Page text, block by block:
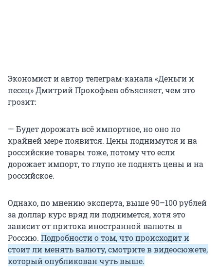
Экономист и автор телеграм-канала «Деньги и
песец» Дмитрий Прокофьев объясняет, чем это
грозит:
— Будет дорожать всё импортное, но оно по
крайней мере появится. Цены поднимутся и на
российские товары тоже, потому что если
дорожает импорт, то глупо не поднять цены и на
российское.
Однако, по мнению эксперта, выше 90–100 рублей
за доллар курс вряд ли поднимется, хотя это
зависит от притока иностранной валюты в
Россию. Подробности о том, что происходит и
стоит ли менять валюту, смотрите в видеосюжете,
который опубликован чуть выше.